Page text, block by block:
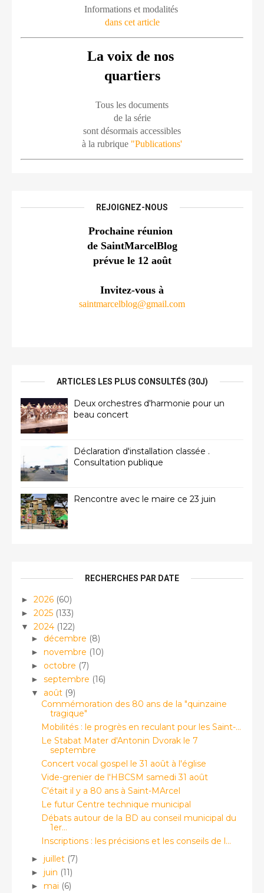
Informations et modalités
dans cet article
La voix de nos
quartiers
Tous les documents
de la série
sont désormais accessibles
à la rubrique "Publications'
REJOIGNEZ-NOUS
Prochaine réunion
de SaintMarcelBlog
prévue le 12 août
Invitez-vous à
saintmarcelblog@gmail.com
ARTICLES LES PLUS CONSULTÉS (30J)
Deux orchestres d'harmonie pour un
beau concert
Déclaration d'installation classée .
Consultation publique
Rencontre avec le maire ce 23 juin
RECHERCHES PAR DATE
► 2026 (60)
► 2025 (133)
▼ 2024 (122)
► décembre (8)
► novembre (10)
► octobre (7)
► septembre (16)
▼ août (9)
Commémoration des 80 ans de la "quinzaine
tragique"
Mobilités : le progrès en reculant pour les Saint-...
Le Stabat Mater d'Antonin Dvorak le 7
septembre
Concert vocal gospel le 31 août à l'église
Vide-grenier de l'HBCSM samedi 31 août
C'était il y a 80 ans à Saint-MArcel
Le futur Centre technique municipal
Débats autour de la BD au conseil municipal du
1er...
Inscriptions : les précisions et les conseils de l...
► juillet (7)
► juin (11)
► mai (6)